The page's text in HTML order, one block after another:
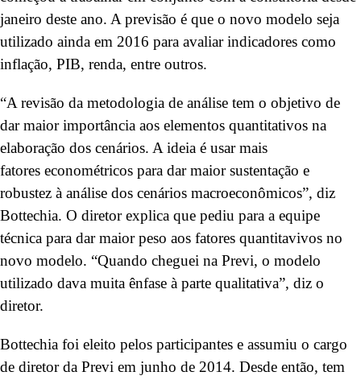
janeiro deste ano. A previsão é que o novo modelo seja
utilizado ainda em 2016 para avaliar indicadores como
inflação, PIB, renda, entre outros.
“A revisão da metodologia de análise tem o objetivo de
dar maior importância aos elementos quantitativos na
elaboração dos cenários. A ideia é usar mais
fatores econométricos para dar maior sustentação e
robustez à análise dos cenários macroeconômicos”, diz
Bottechia. O diretor explica que pediu para a equipe
técnica para dar maior peso aos fatores quantitavivos no
novo modelo. “Quando cheguei na Previ, o modelo
utilizado dava muita ênfase à parte qualitativa”, diz o
diretor.
Bottechia foi eleito pelos participantes e assumiu o cargo
de diretor da Previ em junho de 2014. Desde então, tem